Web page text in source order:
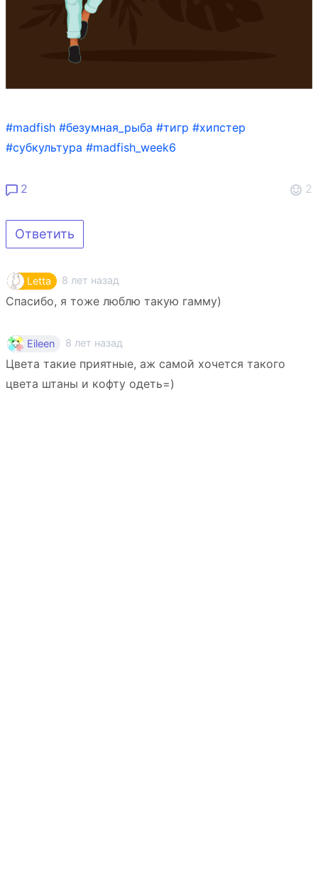
#madfish #безумная_рыба #тигр #хипстер
#субкультура #madfish_week6
2 2
Ответить
Letta 8 лет назад
Спасибо, я тоже люблю такую гамму)
Eileen 8 лет назад
Цвета такие приятные, аж самой хочется такого
цвета штаны и кофту одеть=)